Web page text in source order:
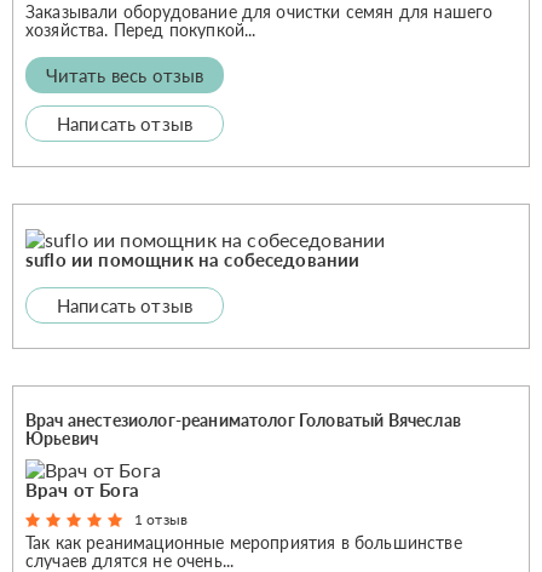
Заказывали оборудование для очистки семян для нашего
хозяйства. Перед покупкой...
Читать весь отзыв
Написать отзыв
suflo ии помощник на собеседовании
Написать отзыв
Врач анестезиолог-реаниматолог Головатый Вячеслав
Юрьевич
Врач от Бога
1 отзыв
Так как реанимационные мероприятия в большинстве
случаев длятся не очень...